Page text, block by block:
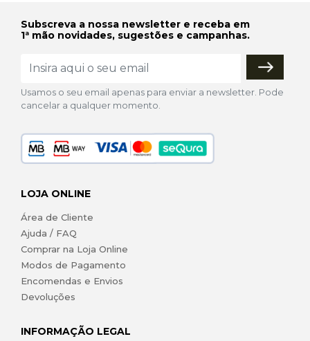
Subscreva a nossa newsletter e receba em
1ª mão novidades, sugestões e campanhas.
Usamos o seu email apenas para enviar a newsletter. Pode
cancelar a qualquer momento.
LOJA ONLINE
Área de Cliente
Ajuda / FAQ
Comprar na Loja Online
Modos de Pagamento
Encomendas e Envios
Devoluções
INFORMAÇÃO LEGAL